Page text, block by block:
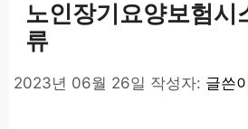
노인장기요양보험시
류
2023년 06월 26일 작성자: 글쓴